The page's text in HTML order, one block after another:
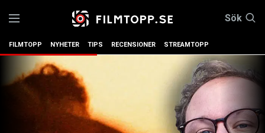
Sök
FILMTOPP NYHETER TIPS RECENSIONER STREAMTOPP